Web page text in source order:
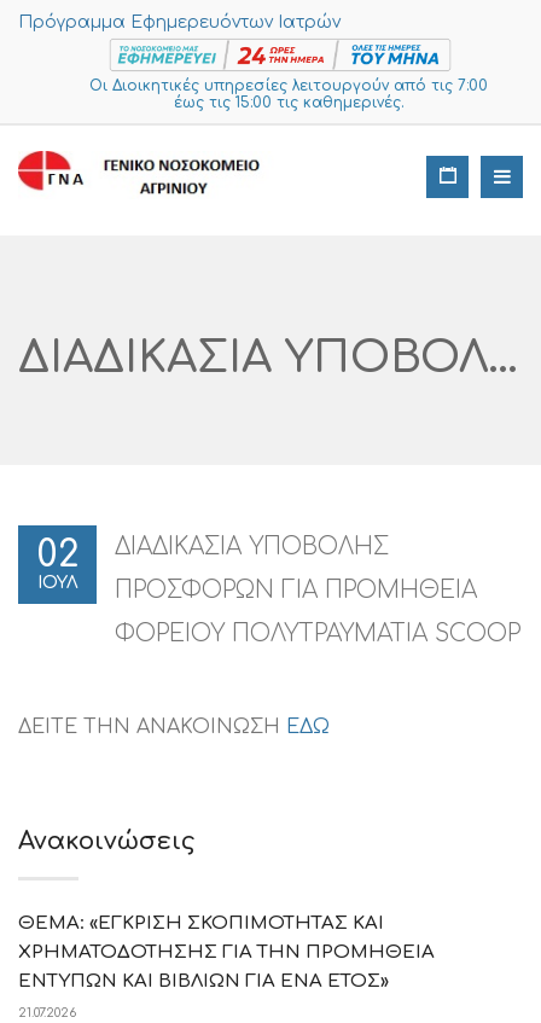
Πρόγραμμα Εφημερευόντων Ιατρών
Οι Διοικητικές υπηρεσίες λειτουργούν από τις 7:00
έως τις 15:00 τις καθημερινές.
ΔΙΑΔΙΚΑΣΙΑ ΥΠΟΒΟΛΗΣ ΠΡΟΣΦΟΡΩΝ ΓΙΑ ΠΡΟΜΗΘΕΙΑ ΦΟΡΕΙΟΥ ΠΟΛΥΤΡΑΥΜΑΤΙΑ SCOOP
02
ΙΟΥΛ
ΔΙΑΔΙΚΑΣΙΑ ΥΠΟΒΟΛΗΣ
ΠΡΟΣΦΟΡΩΝ ΓΙΑ ΠΡΟΜΗΘΕΙΑ
ΦΟΡΕΙΟΥ ΠΟΛΥΤΡΑΥΜΑΤΙΑ SCOOP
ΔΕΙΤΕ ΤΗΝ ΑΝΑΚΟΙΝΩΣΗ ΕΔΩ
Ανακοινώσεις
ΘΕΜΑ: «ΕΓΚΡΙΣΗ ΣΚΟΠΙΜΟΤΗΤΑΣ ΚΑΙ
ΧΡΗΜΑΤΟΔΟΤΗΣΗΣ ΓΙΑ ΤΗΝ ΠΡΟΜΗΘΕΙΑ
ΕΝΤΥΠΩΝ ΚΑΙ ΒΙΒΛΙΩΝ ΓΙΑ ΕΝΑ ΕΤΟΣ»
21.07.2026